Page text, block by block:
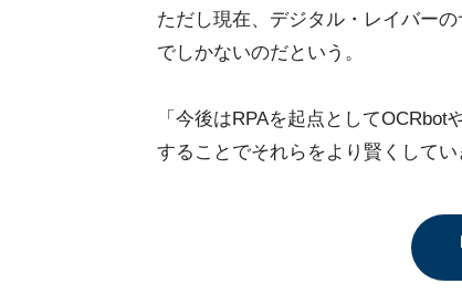
ただし現在、デジタル・レイバー
でしかないのだという。
「今後はRPAを起点として
することでそれらをより賢くして